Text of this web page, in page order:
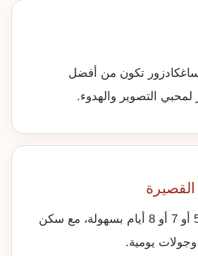
تكون من أفضل
لمحبي التصوير والهدوء.
يمكن تنفيذ برنامج 5 أو 7 أو 8 أيام بسهولة، مع سكن
يومية.